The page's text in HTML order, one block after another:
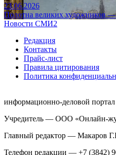
23.06.2026
Полотна великих художников
Новости СМИ2
Редакция
Контакты
Прайс-лист
Правила цитирования
Политика
информационно-деловой портал
Учредитель — ООО «Онлайн-
Главный редактор — Макаров
Телефон редакции — +7 (3842)